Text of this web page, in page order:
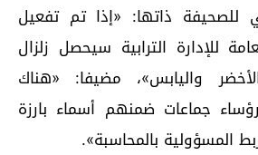
للصحيفة ذاتها: «إذا تم تفعيل
للإدارة الترابية سيحصل زلزال
واليابس»، مضيفا: «هناك
جماعات ضمنهم أسماء بارزة
المسؤولية بالمحاسبة».